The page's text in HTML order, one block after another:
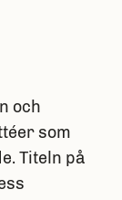
och
som
Titeln på